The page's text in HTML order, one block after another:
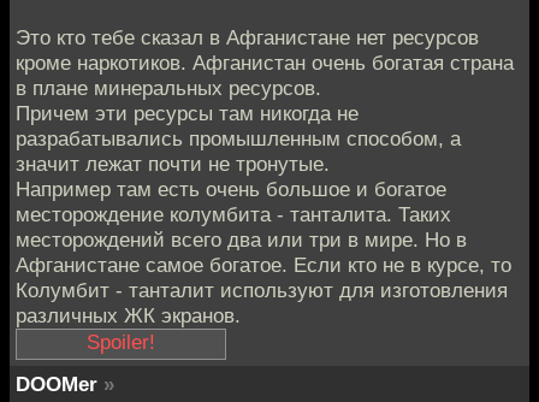
Это кто тебе сказал в Афганистане нет ресурсов
кроме наркотиков. Афганистан очень богатая страна
в плане минеральных ресурсов.
Причем эти ресурсы там никогда не
разрабатывались промышленным способом, а
значит лежат почти не тронутые.
Например там есть очень большое и богатое
месторождение колумбита - танталита. Таких
месторождений всего два или три в мире. Но в
Афганистане самое богатое. Если кто не в курсе, то
Колумбит - танталит используют для изготовления
различных ЖК экранов.
DOOMer »